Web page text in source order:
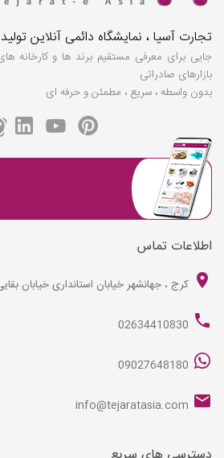
تجارت آسیا ، نمایشگاه دائمی آنلاین تولید
جایی برای معرفی مستقیم برند ها و کارخانه
بازارهای صادراتی
بدون واسطه ، سریع ، مطمئن و حرفه ای
اطلاعات تماس
کرج ، جهانشهر خیابان استانداری خیابان
02634410830
09027648180
info@tejaratasia.com